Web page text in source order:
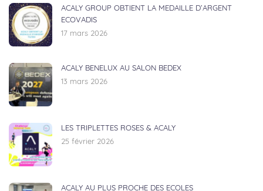
ACALY GROUP OBTIENT LA MEDAILLE D’ARGENT
ECOVADIS
17 mars 2026
ACALY BENELUX AU SALON BEDEX
13 mars 2026
LES TRIPLETTES ROSES & ACALY
25 février 2026
ACALY AU PLUS PROCHE DES ECOLES